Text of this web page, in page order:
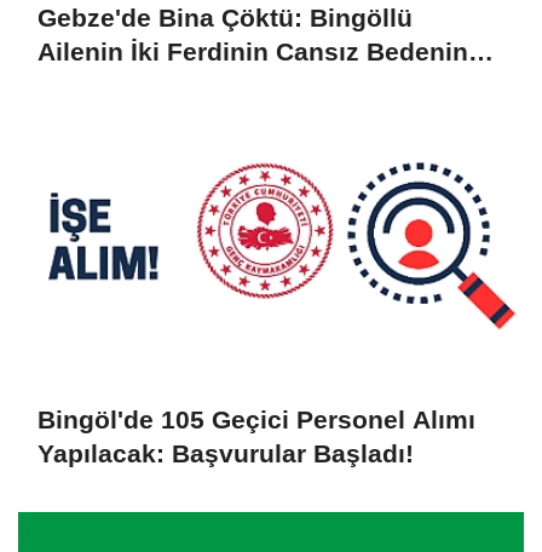
Gebze'de Bina Çöktü: Bingöllü
Ailenin İki Ferdinin Cansız Bedenine
Bingöl'de 105 Geçici Personel Alımı
Yapılacak: Başvurular Başladı!